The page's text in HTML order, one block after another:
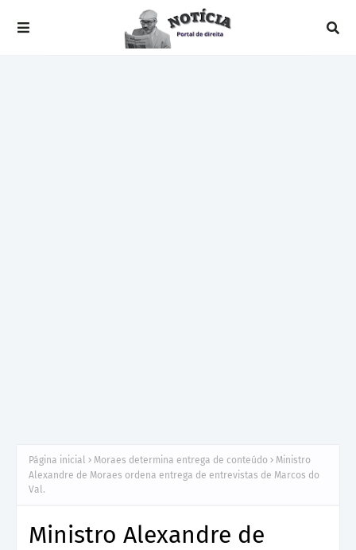
Página inicial Moraes determina entrega de conteúdo
Ministro
Alexandre de Moraes ordena entrega de entrevistas de Marcos do
Val.
Ministro Alexandre de